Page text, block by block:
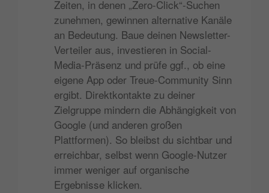
Zeiten, in denen „Zero-Click“-Suchen
zunehmen, gewinnen alternative Kanäle
an Bedeutung. Baue deinen Newsletter-
Verteiler aus, investieren in Social-
Media-Präsenz und prüfe ggf., ob eine
eigene App oder Treue-Community Sinn
ergibt. Direktkontakte zu deiner
Zielgruppe mindern die Abhängigkeit von
Google (und anderen großen
Plattformen). So bleibst du sichtbar und
erreichbar, selbst wenn Google-Nutzer
immer weniger auf organische
Ergebnisse klicken.